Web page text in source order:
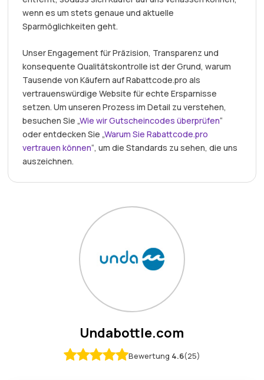
wenn es um stets genaue und aktuelle
Sparmöglichkeiten geht.
Unser Engagement für Präzision, Transparenz und
konsequente Qualitätskontrolle ist der Grund, warum
Tausende von Käufern auf Rabattcode.pro als
vertrauenswürdige Website für echte Ersparnisse
setzen. Um unseren Prozess im Detail zu verstehen,
besuchen Sie „Wie wir Gutscheincodes überprüfen“
oder entdecken Sie „Warum Sie Rabattcode.pro
vertrauen können“, um die Standards zu sehen, die uns
auszeichnen.
Undabottle.com
Bewertung 4.6(25)